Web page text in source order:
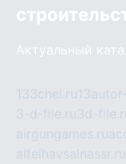
Актуальный
133chel.ru
3-d-file.ru3d-
airgungames.ru
alfeihavsalnassr.ru